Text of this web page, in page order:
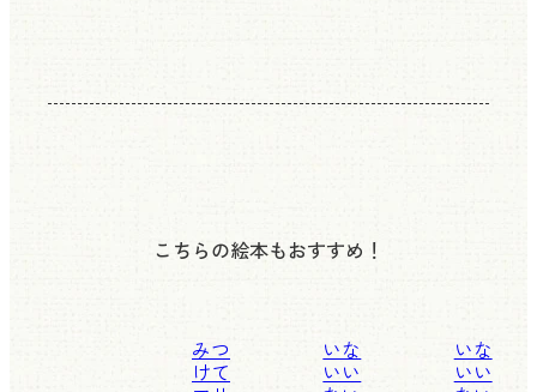
こちらの絵本もおすすめ！
みつ
けて
いな
いい
いな
いい